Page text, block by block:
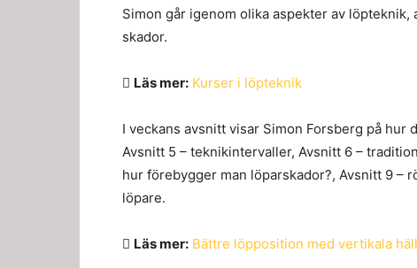
Simon går igenom olika aspekter av
skador.
Läs mer: Kurser i löpteknik
I veckans avsnitt visar Simon Forsberg på
Avsnitt 5 – teknikintervaller, Avsnitt 6 –
hur förebygger man löparskador?, Avsnitt 9 –
löpare.
Läs mer: Bättre löpposition med vertikala